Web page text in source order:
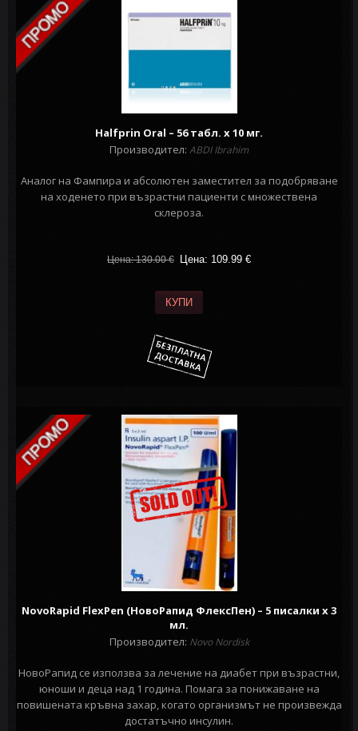
Halfprin Oral – 56 табл. х 10 мг.
Производител: ABDI Ibrahim
Аналог на Фампира и абсолютен заместител за подобряване
на ходенето при възрастни пациенти с множествена
склероза.
Цена: 130.00€ Цена: 109.99 €
КУПИ
NovoRapid FlexPen (НовоРапид ФлексПен) – 5 писалки x 3
мл.
Производител: Novo Nordisk
НовоРапид се използва за лечение на диабет при възрастни,
юноши и деца над 1 година. Помага за понижаване на
повишената кръвна захар, когато организмът не произвежда
достатъчно инсулин.